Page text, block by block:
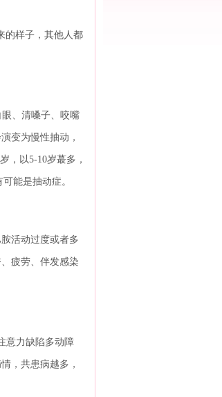
的样子，其他人都
、清嗓子、咬嘴
变为慢性抽动，
，以5-10岁蕞多，
能是抽动症。
活动过度或者多
疲劳、伴发感染
意力缺陷多动障
，共患病越多，